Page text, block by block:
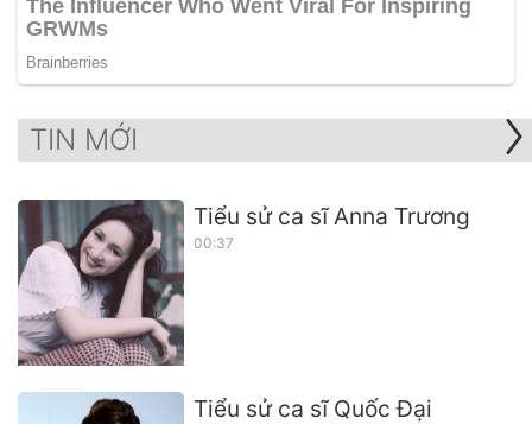
TIN MỚI
Tiểu sử ca sĩ Anna Trương
00:37
Tiểu sử ca sĩ Quốc Đại